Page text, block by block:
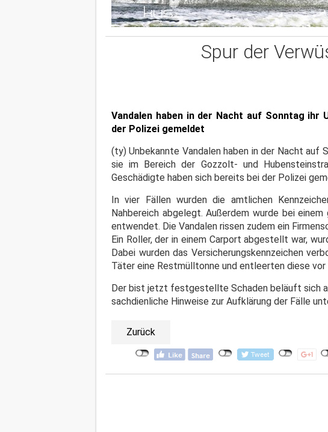
Spur der
Vandalen haben in der Nacht auf Sonntag ihr
der Polizei gemeldet
(ty) Unbekannte Vandalen haben in der Nacht auf
sie im Bereich der Gozzolt- und
Geschädigte haben sich bereits bei der Polizei
In vier Fällen wurden die amtlichen
Nahbereich abgelegt. Außerdem wurde bei
entwendet. Die Vandalen rissen zudem ein
Ein Roller, der in einem Carport abgestellt war,
Dabei wurden das Versicherungskennzeichen
Täter eine Restmülltonne und entleerten diese vor
Der bist jetzt festgestellte Schaden beläuft sich
sachdienliche Hinweise zur Aufklärung der Fälle
Zurück